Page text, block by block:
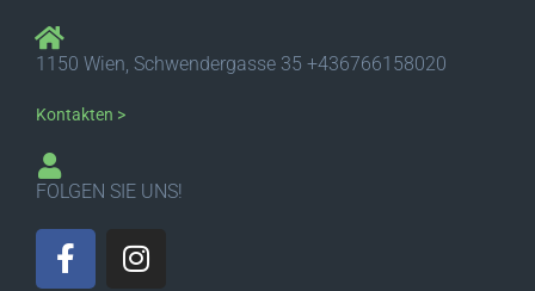
1150 Wien, Schwendergasse 35 +436766158020
Kontakten >
FOLGEN SIE UNS!
F
a
I
n